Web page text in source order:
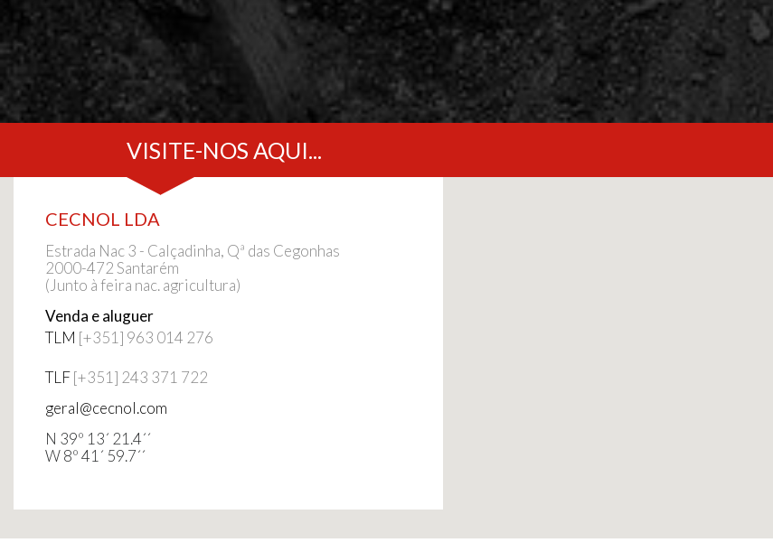
VISITE-NOS AQUI...
CECNOL LDA
Estrada Nac 3 - Calçadinha, Qª das Cegonhas
2000-472 Santarém
(Junto à feira nac. agricultura)
Venda e aluguer
TLM [+351] 963 014 276
TLF[+351] 243 371 722
geral@cecnol.com
N 39º 13´ 21.4´´
W 8º 41´ 59.7´´